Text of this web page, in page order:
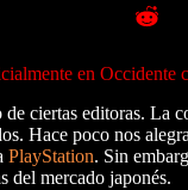
en Occidente
de ciertas editoras. La
Hace poco nos
PlayStation. Sin
del mercado japonés.